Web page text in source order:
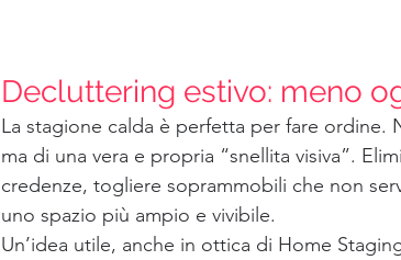
Decluttering estivo: meno
La stagione calda è perfetta per fare ordine.
ma di una vera e propria “snellita visiva”.
credenze, togliere soprammobili che non
uno spazio più ampio e vivibile.
Un’idea utile, anche in ottica di Home